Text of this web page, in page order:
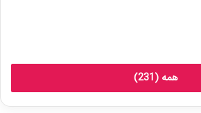
همه (231)